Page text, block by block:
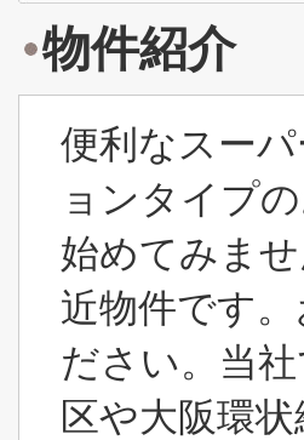
物件紹介
便利なスー
ョンタイプ
始めてみま
近物件です
ださい。当
区や大阪環